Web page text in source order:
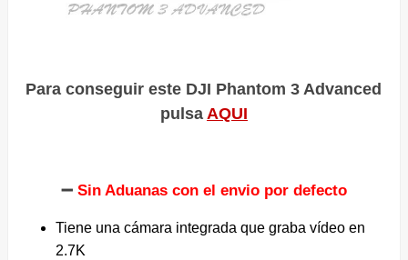
Para conseguir este DJI Phantom 3 Advanced
pulsa AQUI
➖ Sin Aduanas con el envio por defecto
Tiene una cámara integrada que graba vídeo en
2.7K